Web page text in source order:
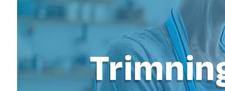
Cykel reparation
Flyttehjælp
Gulvlaminering
Hårde hvidevare
Hjælp til mobil, pc,
Installation af
Møbelsamling og